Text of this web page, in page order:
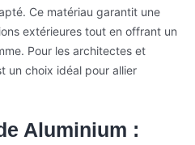
Ce matériau garantit une
extérieures tout en offrant un
Pour les architectes et
un choix idéal pour allier
Aluminium :